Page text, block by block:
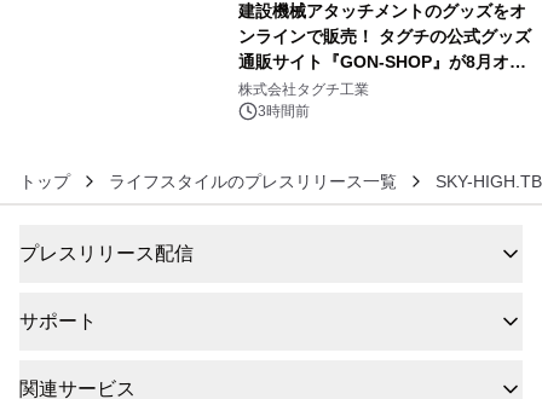
建設機械アタッチメントのグッズをオ
ンラインで販売！ タグチの公式グッズ
通販サイト『GON-SHOP』が8月オー
プン
株式会社タグチ工業
3時間前
トップ ライフスタイルのプレスリリース一覧 SKY-
プレスリリース配信
サポート
関連サービス